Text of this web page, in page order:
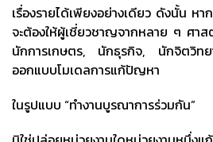
เรื่องรายได้เพียงอย่างเดียว ดังนั้น หา
จะต้องให้ผู้เชี่ยวชาญจากหลาย ๆ ศา
นักการเกษตร, นักธุรกิจ, นักจิตวิทย
ออกแบบโมเดลการแก้ปัญหา
ในรูปแบบ “ทำงานบูรณาการร่วมกัน”